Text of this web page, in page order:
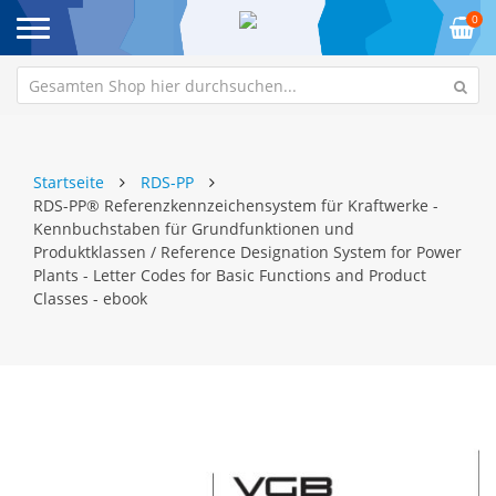
0
Startseite
RDS-PP
RDS-PP® Referenzkennzeichensystem für Kraftwerke -
Kennbuchstaben für Grundfunktionen und
Produktklassen / Reference Designation System for Power
Plants - Letter Codes for Basic Functions and Product
Classes - ebook